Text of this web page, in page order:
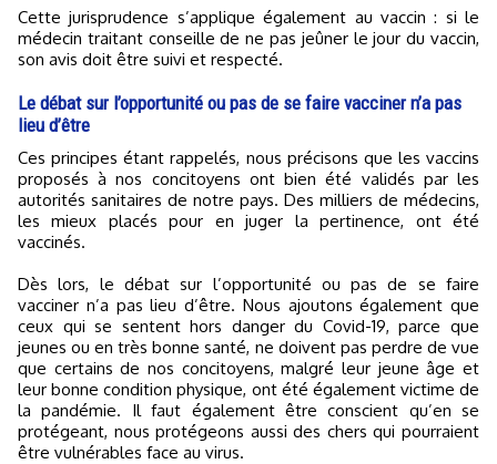
Cette jurisprudence s’applique également au vaccin : si le
médecin traitant conseille de ne pas jeûner le jour du vaccin,
son avis doit être suivi et respecté.
Le débat sur l’opportunité ou pas de se faire vacciner n’a pas
lieu d’être
Ces principes étant rappelés, nous précisons que les vaccins
proposés à nos concitoyens ont bien été validés par les
autorités sanitaires de notre pays. Des milliers de médecins,
les mieux placés pour en juger la pertinence, ont été
vaccinés.
Dès lors, le débat sur l’opportunité ou pas de se faire
vacciner n’a pas lieu d’être. Nous ajoutons également que
ceux qui se sentent hors danger du Covid-19, parce que
jeunes ou en très bonne santé, ne doivent pas perdre de vue
que certains de nos concitoyens, malgré leur jeune âge et
leur bonne condition physique, ont été également victime de
la pandémie. Il faut également être conscient qu’en se
protégeant, nous protégeons aussi des chers qui pourraient
être vulnérables face au virus.